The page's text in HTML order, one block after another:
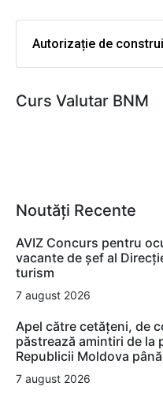
Autorizație de
Curs Valutar BNM
Noutăți Recente
AVIZ Concurs pentru
vacante de şef al
turism
7 august 2026
Apel către cetățeni, de
păstrează amintiri de la
Republicii Moldova
7 august 2026